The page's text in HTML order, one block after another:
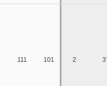
111 101 2